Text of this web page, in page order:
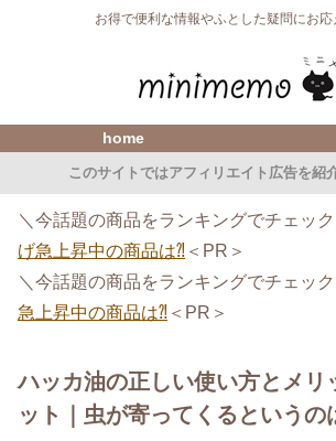
お得で便利な情報やふとした疑問にお応
home
このサイトではアフィリエイト広告を紹
＼今話題の商品をランキングでチェッ
げ急上昇中の商品は⁈ ＜PR＞
＼今話題の商品をランキングでチェッ
急上昇中の商品は⁈ ＜PR＞
ハッカ油の正しい使い方とメリ
ット｜虫が寄ってくるというの